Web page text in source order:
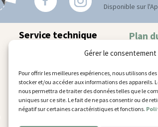
Gérer le consentement
Pour offrir les meilleures expériences, nous utilisons
stocker et/ou accéder aux informations des appareils.
nous permettra de traiter des données telles que le
uniques sur ce site. Le fait de ne pas consentir ou de
négatif sur certaines caractéristiques et fonctions.
Disponible sur
Service technique
77700 Chessy
Horaires d’ouverture
Lundi, mardi et jeudi
De 9h à 11h45 et de 14h30 à 17h30
Plan